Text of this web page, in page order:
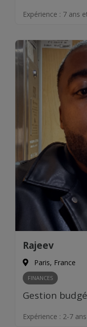
Expérience : 7 ans
Rajeev
Paris, France
FINANCES
Expérience : 2-7 ans